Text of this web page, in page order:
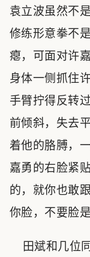
袁立波虽然不
修练形意拳不
瘪，可面对许
身体一侧抓住
手臂拧得反转
前倾斜，失去
着他的胳膊，
嘉勇的右脸紧
的，就你也敢
你脸，不要脸
田斌和几位